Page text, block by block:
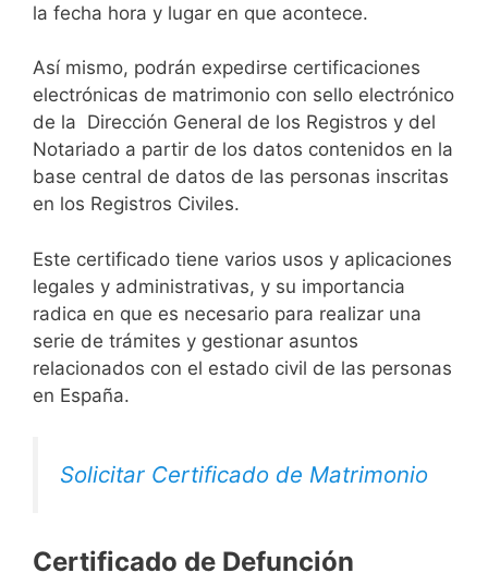
la fecha hora y lugar en que acontece.
Así mismo, podrán expedirse certificaciones
electrónicas de matrimonio con sello electrónico
de la Dirección General de los Registros y del
Notariado a partir de los datos contenidos en la
base central de datos de las personas inscritas
en los Registros Civiles.
Este certificado tiene varios usos y aplicaciones
legales y administrativas, y su importancia
radica en que es necesario para realizar una
serie de trámites y gestionar asuntos
relacionados con el estado civil de las personas
en España.
Solicitar Certificado de Matrimonio
Certificado de Defunción